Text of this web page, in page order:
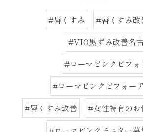
#唇くすみ
#唇くすみ改
#VIO黒ずみ改善名
#ローマピンクビフォ
#ローマピンクビフォー
#唇くすみ改善
#女性特有のお